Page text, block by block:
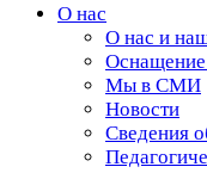
О нас
О нас и
Оснащение
Мы в СМИ
Новости
Сведения